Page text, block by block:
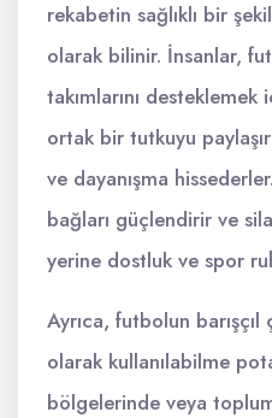
rekabetin sağlıklı bir
olarak bilinir. İnsanlar,
takımlarını
ortak bir tutkuyu
ve dayanışma
bağları güçlendirir ve
yerine dostluk ve spor
Ayrıca, futbolun
olarak kullanılabilme
bölgelerinde veya